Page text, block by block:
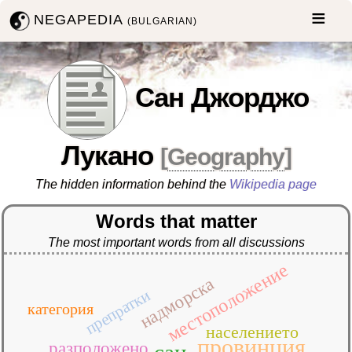
NEGAPEDIA(BULGARIAN)
Сан Джорджо
Лукано [Geography]
The hidden information behind the Wikipedia page
Words that matter
The most important words from all discussions
местоположение
надморска
населението
препратки
категория